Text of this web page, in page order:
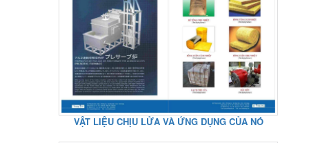
VẬT LIỆU CHỊU LỬA VÀ ỨNG DỤNG CỦA NÓ